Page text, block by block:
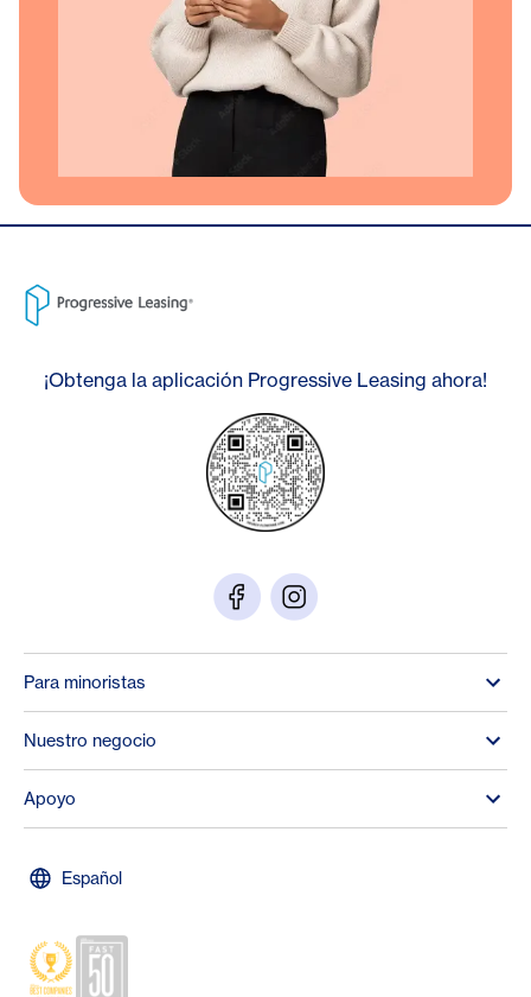
¡Obtenga la aplicación Progressive Leasing ahora!
Para minoristas
Nuestro negocio
Apoyo
Español